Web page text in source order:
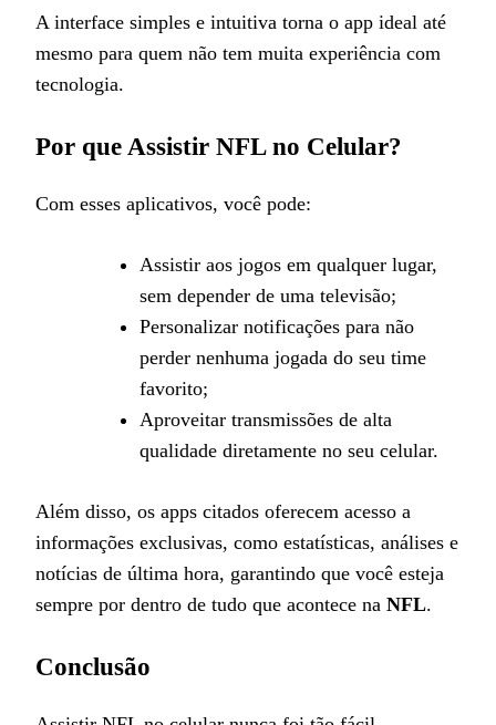
A interface simples e intuitiva torna o app ideal até
mesmo para quem não tem muita experiência com
tecnologia.
Por que Assistir NFL no Celular?
Com esses aplicativos, você pode:
Assistir aos jogos em qualquer lugar,
sem depender de uma televisão;
Personalizar notificações para não
perder nenhuma jogada do seu time
favorito;
Aproveitar transmissões de alta
qualidade diretamente no seu celular.
Além disso, os apps citados oferecem acesso a
informações exclusivas, como estatísticas, análises e
notícias de última hora, garantindo que você esteja
sempre por dentro de tudo que acontece na NFL.
Conclusão